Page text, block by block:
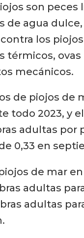
son peces
de agua
los
térmicos,
mecánicos.
de piojos de
todo 2023, y
adultas por
0,33 en
de mar en
adultas
adultas